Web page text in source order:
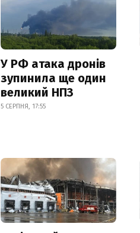
У РФ атака дронів
зупинила ще один
великий НПЗ
5 СЕРПНЯ, 17:55